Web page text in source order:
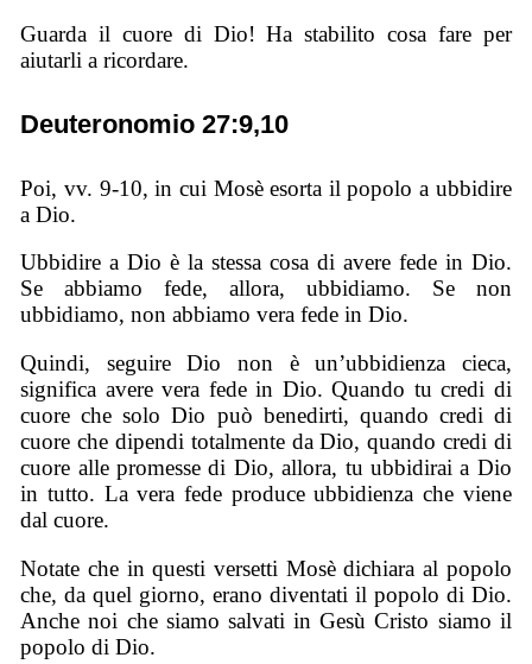
Guarda il cuore di Dio! Ha stabilito cosa fare per
aiutarli a ricordare.
Deuteronomio 27:9,10
Poi, vv. 9-10, in cui Mosè esorta il popolo a ubbidire
a Dio.
Ubbidire a Dio è la stessa cosa di avere fede in Dio.
Se abbiamo fede, allora, ubbidiamo. Se non
ubbidiamo, non abbiamo vera fede in Dio.
Quindi, seguire Dio non è un’ubbidienza cieca,
significa avere vera fede in Dio. Quando tu credi di
cuore che solo Dio può benedirti, quando credi di
cuore che dipendi totalmente da Dio, quando credi di
cuore alle promesse di Dio, allora, tu ubbidirai a Dio
in tutto. La vera fede produce ubbidienza che viene
dal cuore.
Notate che in questi versetti Mosè dichiara al popolo
che, da quel giorno, erano diventati il popolo di Dio.
Anche noi che siamo salvati in Gesù Cristo siamo il
popolo di Dio.